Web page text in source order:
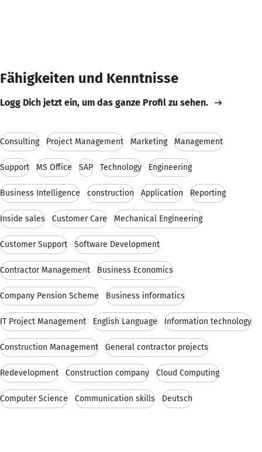
Fähigkeiten und Kenntnisse
Logg Dich jetzt ein, um das ganze Profil zu sehen.
Consulting Project Management Marketing Management
Support MS Office SAP Technology Engineering
Business Intelligence construction Application Reporting
Inside sales Customer Care Mechanical Engineering
Customer Support Software Development
Contractor Management Business Economics
Company Pension Scheme Business informatics
IT Project Management English Language Information technology
Construction Management General contractor projects
Redevelopment Construction company Cloud Computing
Computer Science Communication skills Deutsch